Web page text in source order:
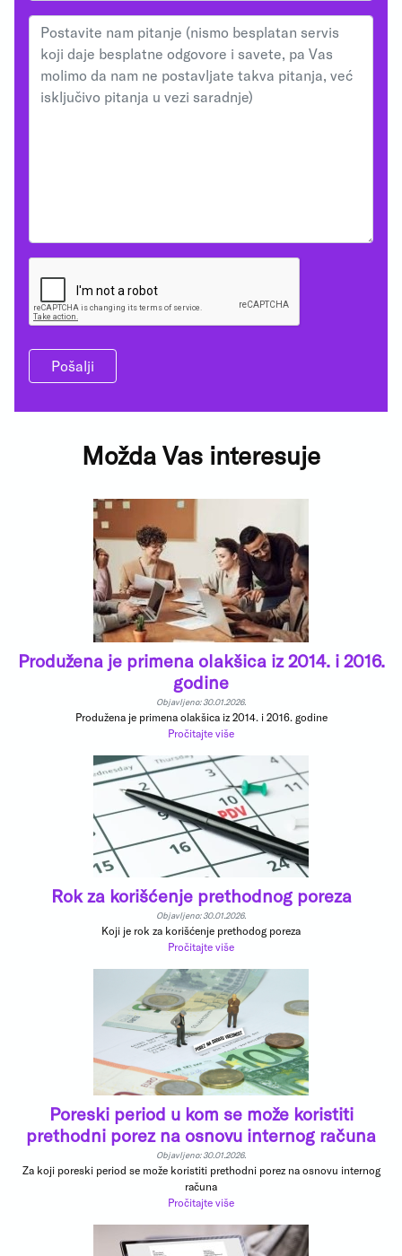
Pošalji
Možda Vas interesuje
Produžena je primena olakšica iz 2014. i 2016.
godine
Objavljeno: 30.01.2026.
Produžena je primena olakšica iz 2014. i 2016. godine
Pročitajte više
Rok za korišćenje prethodnog poreza
Objavljeno: 30.01.2026.
Koji je rok za korišćenje prethodog poreza
Pročitajte više
Poreski period u kom se može koristiti
prethodni porez na osnovu internog računa
Objavljeno: 30.01.2026.
Za koji poreski period se može koristiti prethodni porez na osnovu internog
računa
Pročitajte više